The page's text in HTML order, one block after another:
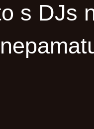
s DJs